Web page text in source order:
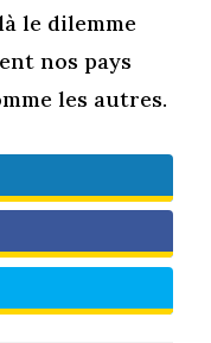
le dilemme
nos pays
les autres.